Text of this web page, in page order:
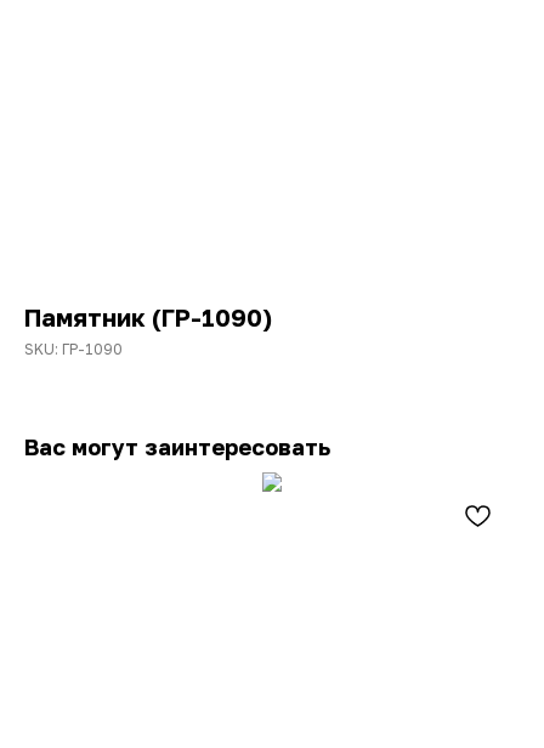
Памятник (ГР-1090)
SKU: ГР-1090
Вас могут заинтересовать